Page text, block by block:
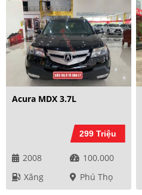
Acura MDX 3.7L
299 Triệu
2008
100.000
Xăng
Phú Thọ